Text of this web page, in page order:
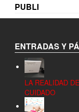
PUBLI
ENTRADAS Y
LA REALIDAD
CUIDADO